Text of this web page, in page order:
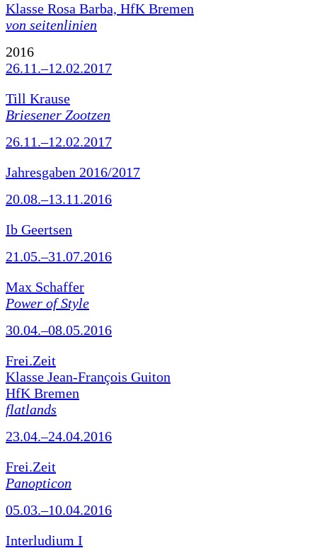
Klasse Rosa Barba, HfK Bremen
von seitenlinien
2016
26.11.–12.02.2017
Till Krause
Briesener Zootzen
26.11.–12.02.2017
Jahresgaben 2016/2017
20.08.–13.11.2016
Ib Geertsen
21.05.–31.07.2016
Max Schaffer
Power of Style
30.04.–08.05.2016
Frei.Zeit
Klasse Jean-François Guiton
HfK Bremen
flatlands
23.04.–24.04.2016
Frei.Zeit
Panopticon
05.03.–10.04.2016
Interludium I